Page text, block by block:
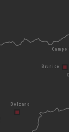
Bolzano
Brunico
Campo